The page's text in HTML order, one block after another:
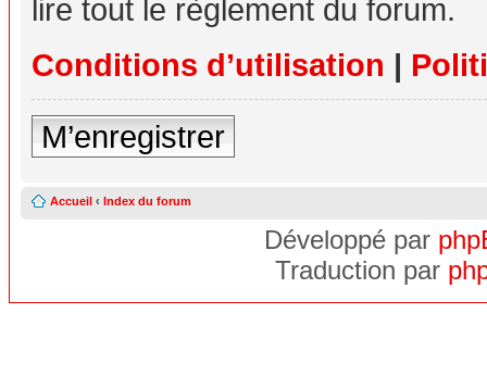
lire tout le règlement du forum.
Conditions d’utilisation |
M’enregistrer
Accueil ‹ Index du forum
Développé par
Traduction par